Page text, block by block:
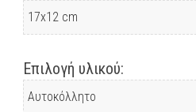
Επιλογή υλικού: